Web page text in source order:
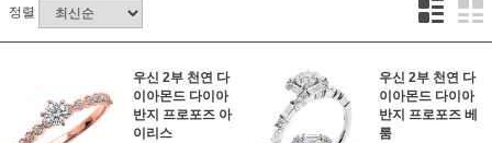
정렬
우신 2부 천연 다
이아몬드 다이아
반지 프로포즈 아
이리스
우신 2부 천연 다
이아몬드 다이아
반지 프로포즈 베
룸